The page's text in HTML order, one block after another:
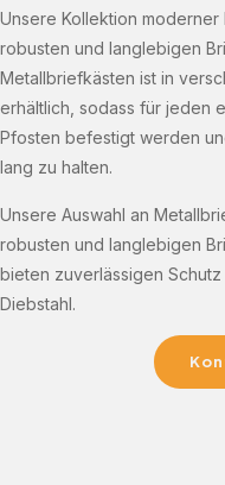
Unsere Kollektion
robusten und langlebigen
Metallbriefkästen ist in
erhältlich, sodass für jeden
Pfosten befestigt werden
lang zu halten.
Unsere Auswahl an
robusten und langlebigen
bieten zuverlässigen
Diebstahl.